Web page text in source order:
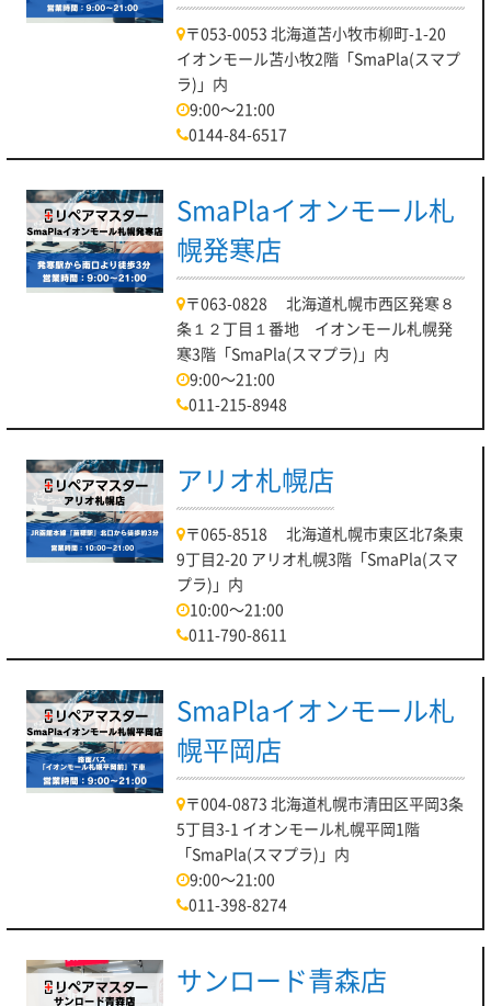
〒053-0053 北海道苫小牧市柳町-1-20
イオンモール苫小牧2階「SmaPla(スマプ
ラ)」内
9:00～21:00
0144-84-6517
SmaPlaイオンモール札
幌発寒店
〒063-0828 北海道札幌市西区発寒８
条１２丁目１番地 イオンモール札幌発
寒3階「SmaPla(スマプラ)」内
9:00～21:00
011-215-8948
アリオ札幌店
〒065-8518 北海道札幌市東区北7条東
9丁目2-20 アリオ札幌3階「SmaPla(スマ
プラ)」内
10:00～21:00
011-790-8611
SmaPlaイオンモール札
幌平岡店
〒004-0873 北海道札幌市清田区平岡3条
5丁目3-1 イオンモール札幌平岡1階
「SmaPla(スマプラ)」内
9:00～21:00
011-398-8274
サンロード青森店